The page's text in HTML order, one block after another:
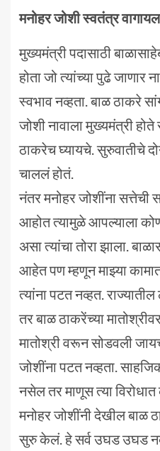
मनोहर जोशी स्वतंत्र
मुख्यमंत्री पदासाठी
होता जो त्यांच्या पुढे जाणार
स्वभाव नव्हता. बाळ ठाकरे
जोशी नावाला मुख्यमंत्री होते
ठाकरेच घ्यायचे. सुरुवातीचे
चाललं होतं.
नंतर मनोहर जोशींना
आहोत त्यामुळे आपल्याला
असा त्यांचा तोरा झाला.
आहेत पण म्हणून माझ्या
त्यांना पटत नव्हत.
तर बाळ ठाकरेंच्या
मातोश्री वरून सोडवली
जोशींना पटत नव्हता.
नसेल तर माणूस त्या
मनोहर जोशींनी देखील बाळ
सुरु केलं. हे सर्व उघड उघड